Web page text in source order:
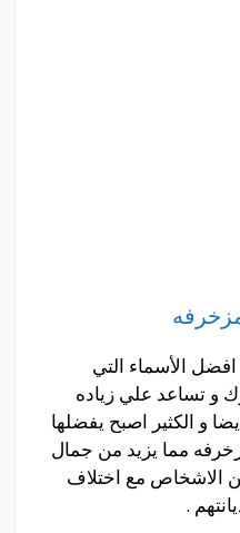
الأسماء التي
و تساعد علي زياده
و الكثير اصبح يفضلها
مما يزيد من جمال
الاشخاص مع اختلاف
.